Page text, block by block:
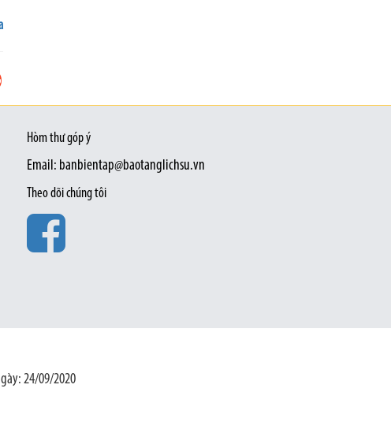
Hòm thư góp ý
Email: banbientap@baotanglichsu.vn
Theo dõi chúng tôi
24/09/2020